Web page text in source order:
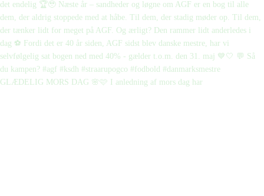
GLÆDELIG MORS DAG 🌸🩷 I anledning af mors dag har